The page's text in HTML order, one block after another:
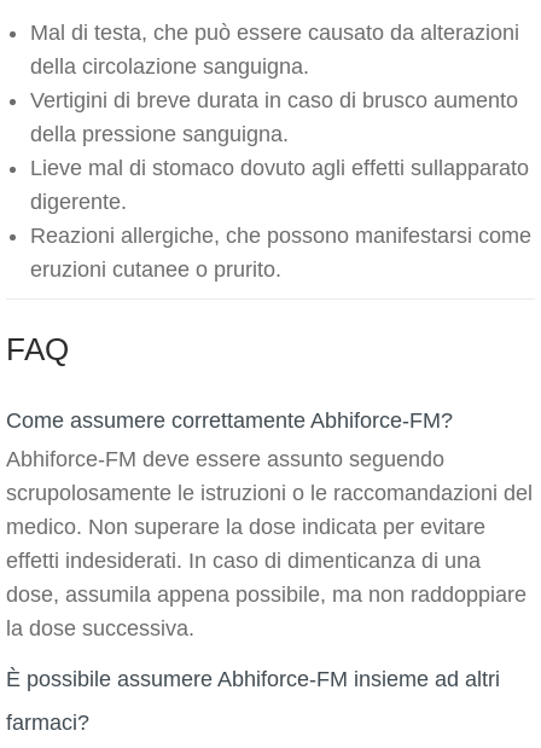
Mal di testa, che può essere causato da alterazioni
della circolazione sanguigna.
Vertigini di breve durata in caso di brusco aumento
della pressione sanguigna.
Lieve mal di stomaco dovuto agli effetti sullapparato
digerente.
Reazioni allergiche, che possono manifestarsi come
eruzioni cutanee o prurito.
FAQ
Come assumere correttamente Abhiforce-FM?
Abhiforce-FM deve essere assunto seguendo
scrupolosamente le istruzioni o le raccomandazioni del
medico. Non superare la dose indicata per evitare
effetti indesiderati. In caso di dimenticanza di una
dose, assumila appena possibile, ma non raddoppiare
la dose successiva.
È possibile assumere Abhiforce-FM insieme ad altri
farmaci?